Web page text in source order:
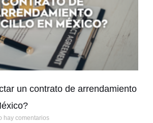
un contrato de arrendamiento
hay comentarios